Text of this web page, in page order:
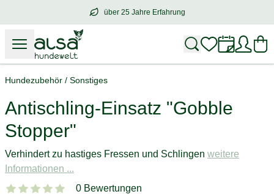
über 25 Jahre Erfahrung
über25 Jahre Erfahrung
Hundezubehör / Sonstiges
Antischling-Einsatz "Gobble
Stopper"
Verhindert zu hastiges Fressen und Schlingen weitere
Informationen ...
0 Bewertungen